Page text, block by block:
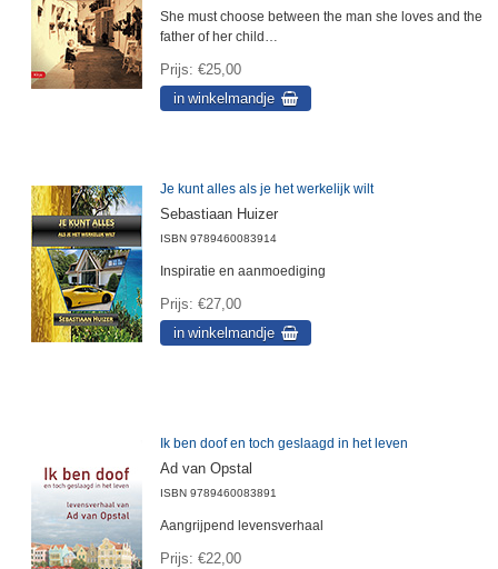
She must choose between the man she loves and the
father of her child…
Prijs €25,00
Je kunt alles als je het werkelijk wilt
Sebastiaan Huizer
ISBN 9789460083914
Inspiratie en aanmoediging
Prijs €27,00
Ik ben doof en toch geslaagd in het leven
Ad van Opstal
ISBN 9789460083891
Aangrijpend levensverhaal
Prijs €22,00